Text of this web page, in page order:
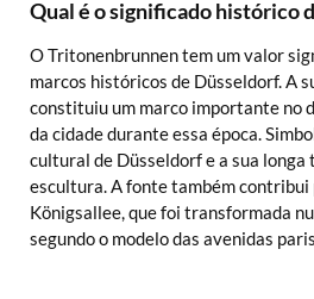
Qual é o significado histórico
O Tritonenbrunnen tem um valor
marcos históricos de Düsseldorf. A
constituiu um marco importante no
da cidade durante essa época.
cultural de Düsseldorf e a sua longa
escultura. A fonte também contribui
Königsallee, que foi transformada
segundo o modelo das avenidas